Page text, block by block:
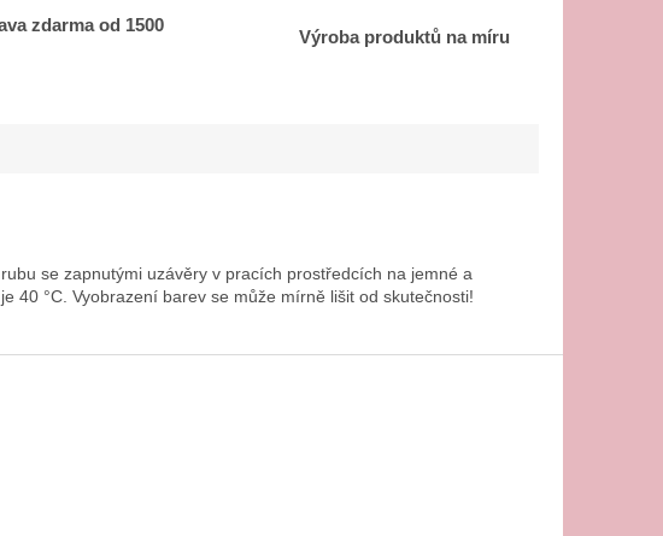
zdarma od 1500
Výroba produktů na míru
se zapnutými uzávěry v pracích prostředcích na jemné a
40 °C. Vyobrazení barev se může mírně lišit od skutečnosti!